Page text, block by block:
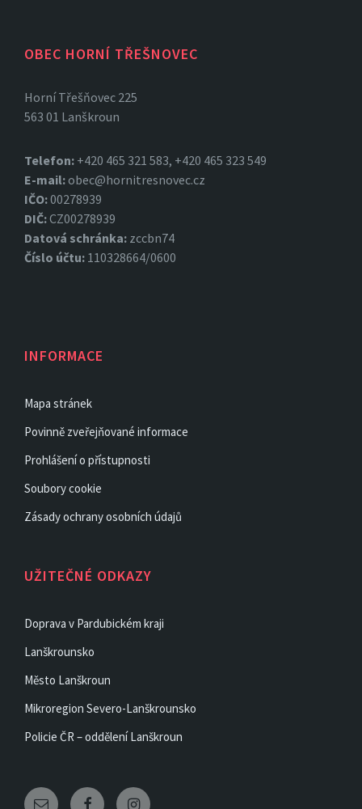
OBEC HORNÍ TŘEŠNOVEC
Horní Třešňovec 225
563 01 Lanškroun
Telefon: +420 465 321 583, +420 465 323 549
E-mail:obec@hornitresnovec.cz
IČO:00278939
DIČ:CZ00278939
Datová schránka: zccbn74
Číslo účtu: 110328664/0600
INFORMACE
Mapa stránek
Povinně zveřejňované informace
Prohlášení o přístupnosti
Soubory cookie
Zásady ochrany osobních údajů
UŽITEČNÉ ODKAZY
Doprava v Pardubickém kraji
Lanškrounsko
Město Lanškroun
Mikroregion Severo-Lanškrounsko
Policie ČR – oddělení Lanškroun
Email FacebookInstagram